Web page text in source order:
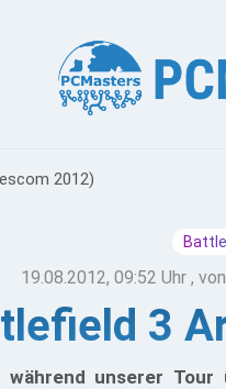
2012)
19.08.2012, 09:52 Uhr , von
3
während unserer